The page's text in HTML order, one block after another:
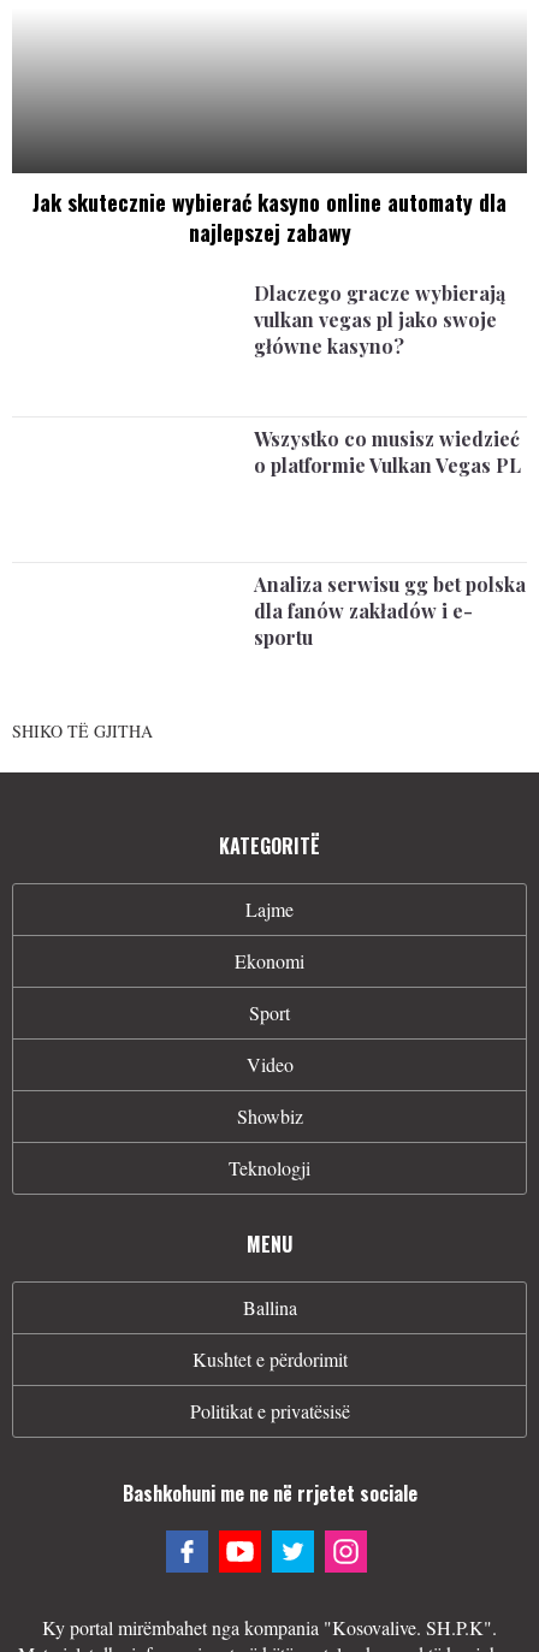
Jak skutecznie wybierać kasyno online automaty dla
najlepszej zabawy
Dlaczego gracze wybierają
vulkan vegas pl jako swoje
główne kasyno?
Wszystko co musisz wiedzieć
o platformie Vulkan Vegas PL
Analiza serwisu gg bet polska
dla fanów zakładów i e-
sportu
SHIKO TË GJITHA
KATEGORITË
Lajme
Ekonomi
Sport
Video
Showbiz
Teknologji
MENU
Ballina
Kushtet e përdorimit
Politikat e privatësisë
Bashkohuni me ne në rrjetet sociale
Ky portal mirëmbahet nga kompania "Kosovalive. SH.P.K".